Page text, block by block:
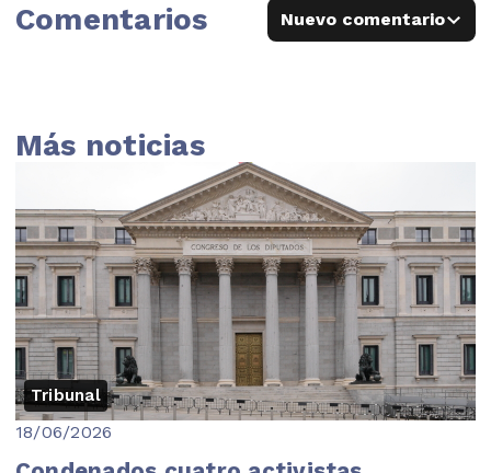
Comentarios Nuevo comentario
Más noticias
Tribunal
18/06/2026